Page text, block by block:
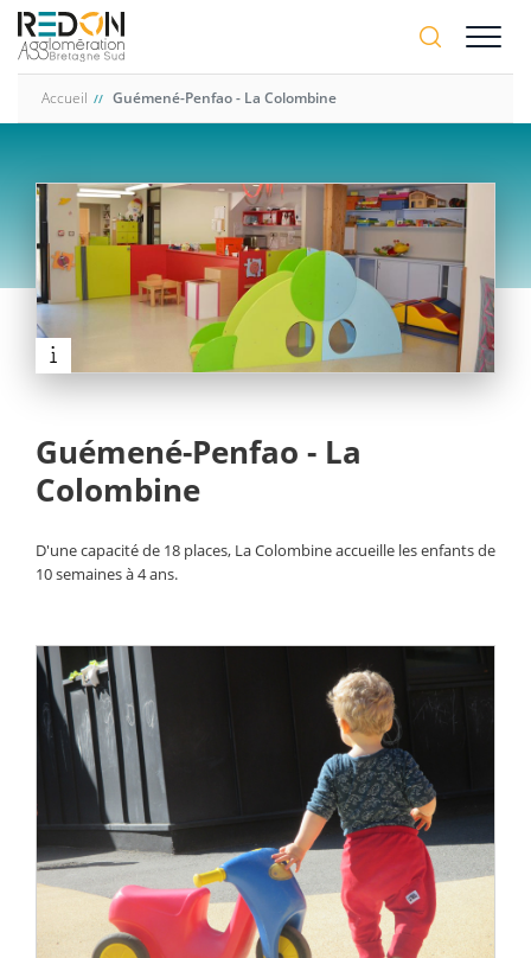
Aller
contenu
Accueil Guémené-Penfao - La Colombine
Guémené-Penfao - La
Colombine
D'une capacité de 18 places, La Colombine accueille les enfants de
10 semaines à 4 ans.